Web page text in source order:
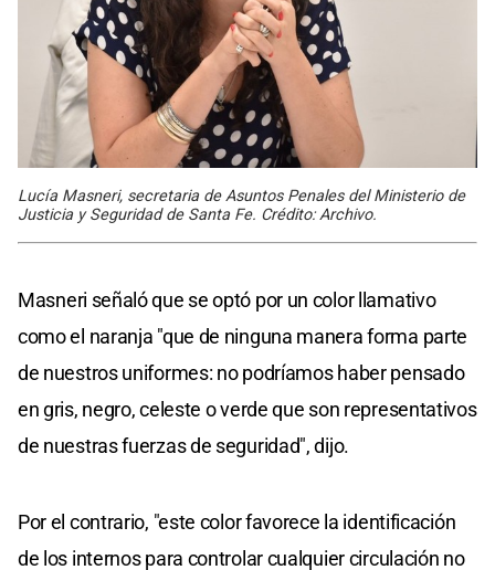
Lucía Masneri, secretaria de Asuntos Penales del Ministerio de
Justicia y Seguridad de Santa Fe. Crédito: Archivo.
Masneri señaló que se optó por un color llamativo
como el naranja "que de ninguna manera forma parte
de nuestros uniformes: no podríamos haber pensado
en gris, negro, celeste o verde que son representativos
de nuestras fuerzas de seguridad", dijo.
Por el contrario, "este color favorece la identificación
de los internos para controlar cualquier circulación no